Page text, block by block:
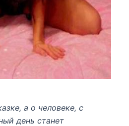
а о человеке, с
день станет